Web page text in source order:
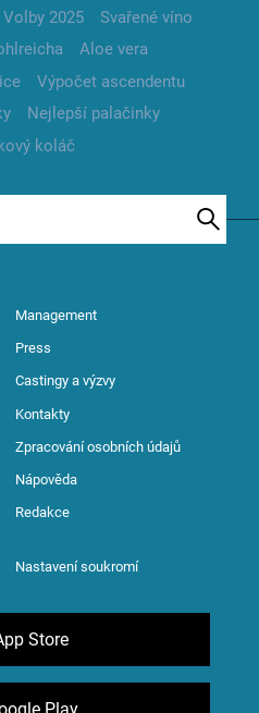
Volby 2025
Svařené víno
Aloe vera
Výpočet ascendentu
Nejlepší palačinky
koláč
Management
Press
Castingy a výzvy
Kontakty
Zpracování osobních údajů
Nápověda
Redakce
Nastavení soukromí
Store